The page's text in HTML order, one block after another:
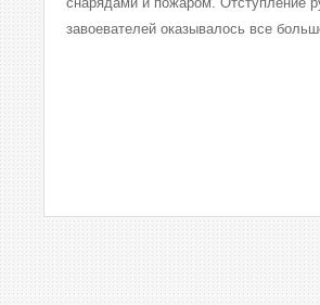
завоевателей оказывалось все